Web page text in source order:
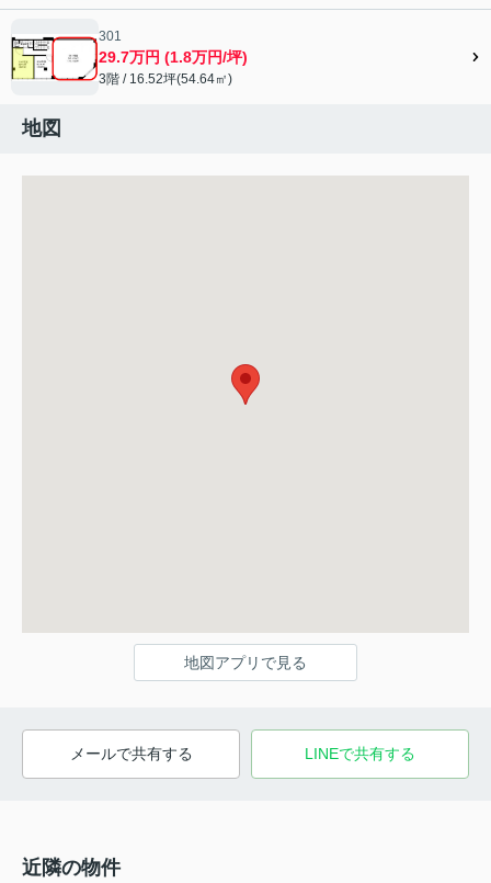
301
29.7万円 (1.8万円/坪)
3階 / 16.52坪(54.64㎡)
地図
地図アプリで見る
メールで共有する LINEで共有する
近隣の物件